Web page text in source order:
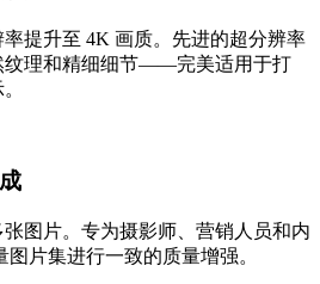
提升至 4K 画质。先进的超分辨率
纹理和精细细节——完美适用于打
图片。专为摄影师、营销人员和内
片集进行一致的质量增强。